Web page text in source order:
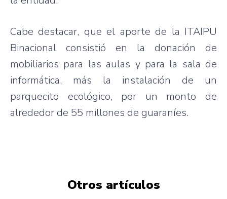
Cabe destacar, que el aporte de la ITAIPU
Binacional consistió en la donación de
mobiliarios para las aulas y para la sala de
informática, más la instalación de un
parquecito ecológico, por un monto de
alrededor de 55 millones de guaraníes.
Otros artículos